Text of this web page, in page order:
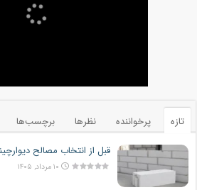
تازه پرخواننده نظرها
برچسب‌ها
قبل از انتخاب مصالح
۱۰ مرداد, ۱۴۰۵